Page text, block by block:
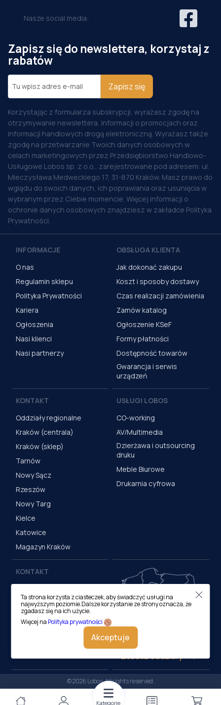
Nasze social media:
Zapisz się do newslettera, korzystaj z
rabatów
Zapisz się
Korzystając z formularza subskrypcji, wyrażasz zgodę na
otrzymywanie newslettera, informacji o promocjach oraz
informacji handlowych drogą elektroniczną. Wyrażasz także
zgodę na przetwarzanie Twoich danych osobowych w
celach marketingowych przez Przedsiębiorstwo Handlowo-
Usługowe Lobos sp. z o.o., zarejestrowane pod adresem: ul.
Mieczysława Medweckiego 17, 31-870 Kraków. Masz prawo do
wglądu do swoich danych, ich poprawiania oraz usunięcia w
wybranym przez Ciebie momencie. Więcej informacji o
ochronie danych osobowych znajdziesz w zakładce Polityka
Prywatności.
INFORMACJE
O nas
Regulamin sklepu
Polityka Prywatności
Kariera
Ogłoszenia
Nasi klienci
Nasi partnerzy
OBSŁUGA KLIENTA
Jak dokonać zakupu
Koszt i sposoby dostawy
Czas realizacji zamówienia
Zamów katalog
Ogłoszenie KSeF
Formy płatności
Dostępność towarów
Gwarancja i serwis
urządzeń
KONTAKT
Oddziały regionalne
Kraków (centrala)
Kraków (sklep)
Tarnów
Nowy Sącz
Rzeszów
Nowy Targ
Kielce
Katowice
Magazyn Kraków
USŁUGI LOBOS
CO-working
AV/Multimedia
Dzierżawa i outsourcing
druku
Meble Biurowe
Drukarnia cyfrowa
KONTAKT
ul. M. Medweckiego 17, 31-
870 Kraków
tel.:12 413 20 00
biuro@lobos.pl
Zobacz oddziały
© 2026 Lobos. All rights reserved.
Ta strona korzysta z ciasteczek, aby świadczyć usługi na
najwyższym poziomie.Dalsze korzystanie ze strony oznacza, że
zgadasz się na ich użycie.
Więcej na Polityka prywatności
Akceptuje
Kategorie